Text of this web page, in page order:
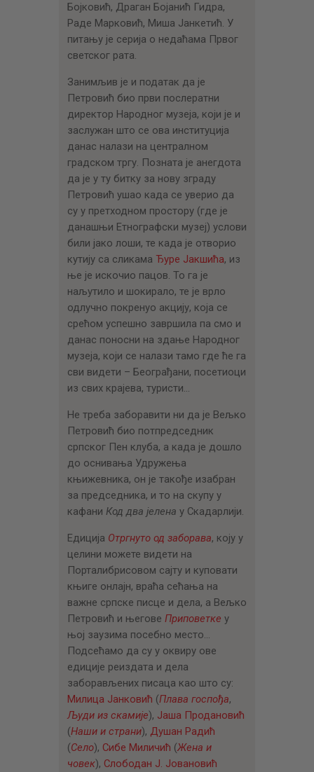
Бојковић, Драган Бојанић Гидра,
Раде Марковић, Миша Јанкетић. У
питању је серија о недаћама Првог
светског рата.
Занимљив је и податак да је
Петровић био први послератни
директор Народног музеја, који је и
заслужан што се ова институција
данас налази на централном
градском тргу. Позната је анегдота
да је у ту битку за нову зграду
Петровић ушао када се уверио да
су у претходном простору (где је
данашњи Етнографски музеј) услови
били јако лоши, те када је отворио
кутију са сликама Ђуре Јакшића, из
ње је искочио пацов. То га је
наљутило и шокирало, те је врло
одлучно покренуо акцију, која се
срећом успешно завршила па смо и
данас поносни на здање Народног
музеја, који се налази тамо где ће га
сви видети – Београђани, посетиоци
из свих крајева, туристи…
Не треба заборавити ни да је Вељко
Петровић био потпредседник
српског Пен клуба, а када је дошло
до оснивања Удружења
књижевника, он је такође изабран
за председника, и то на скупу у
кафани Код два јелена у Скадарлији.
Едиција Отргнуто од заборава, коју у
целини можете видети на
Порталибрисовом сајту и куповати
књиге онлајн, враћа сећања на
важне српске писце и дела, а Вељко
Петровић и његове Приповетке у
њој заузима посебно место…
Подсећамо да су у оквиру ове
едиције реиздата и дела
заборављених писаца као што су:
Милица Јанковић (Плава госпођа,
Људи из скамије), Јаша Продановић
(Наши и страни), Душан Радић
(Село), Сибе Миличић (Жена и
човек), Слободан Ј. Јовановић